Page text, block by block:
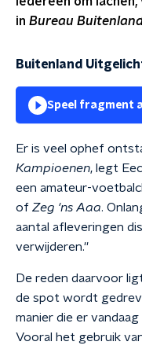
in Bureau
Buitenland
Speel fragment
Er is veel ophef
Kampioenen, legt
een amateur-
of Zeg 'ns Aaa.
aantal afleveringen
verwijderen.''
De reden daarvoor
de spot wordt
manier die er
Vooral het gebruik